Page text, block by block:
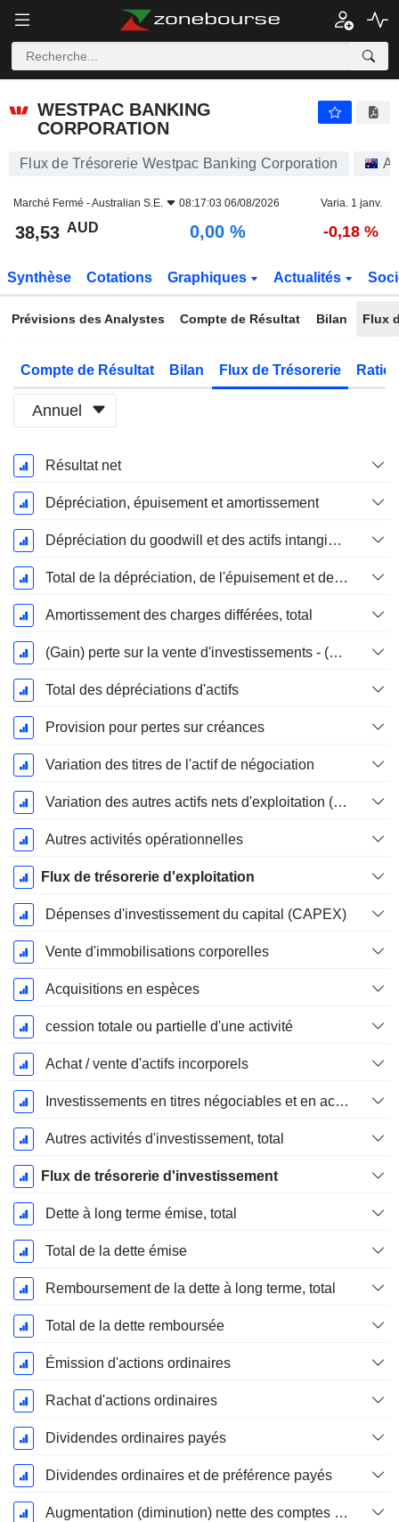
WESTPAC BANKING
CORPORATION
Flux de Trésorerie Westpac Banking Corporation
Marché Fermé -Australian S.E. 08:17:03 06/08/2026 Varia. 1 janv.
38,53 AUD 0,00 % -0,18 %
Synthèse Cotations Graphiques Actualités
Prévisions des Analystes Compte de Résultat Bilan Flux
Compte de Résultat Bilan Flux de Trésorerie
Annuel
Période
Fiscale:
Septembre
Résultat net
Dépréciation, épuisement et amortissement
Dépréciation du goodwill et des actifs intangibles
Total de la dépréciation, de l'épuisement et de l'amortissement
Amortissement des charges différées, total
(Gain) perte sur la vente d'investissements - (CF)
Total des dépréciations d'actifs
Provision pour pertes sur créances
Variation des titres de l'actif de négociation
Variation des autres actifs nets d'exploitation (perçus)
Autres activités opérationnelles
Flux de trésorerie d'exploitation
Dépenses d'investissement du capital (CAPEX)
Vente d'immobilisations corporelles
Acquisitions en espèces
cession totale ou partielle d'une activité
Achat / vente d'actifs incorporels
Investissements en titres négociables et en actions, total
Autres activités d'investissement, total
Flux de trésorerie d'investissement
Dette à long terme émise, total
Total de la dette émise
Remboursement de la dette à long terme, total
Total de la dette remboursée
Émission d'actions ordinaires
Rachat d'actions ordinaires
Dividendes ordinaires payés
Dividendes ordinaires et de préférence payés
Augmentation (diminution) nette des comptes de dépôt - (CF)